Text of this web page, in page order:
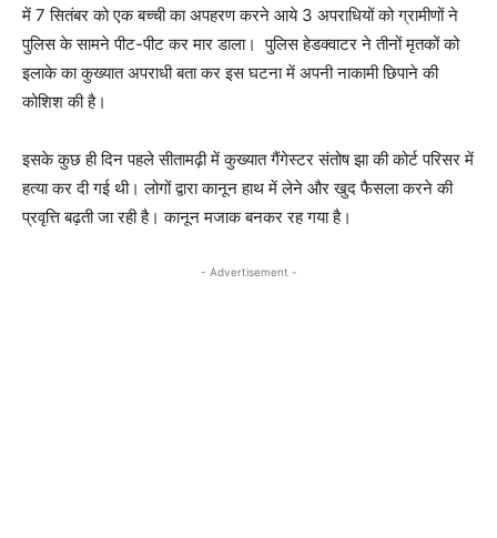
में 7 सितंबर को एक बच्ची का अपहरण करने आये 3 अपराधियों को ग्रामीणों ने
पुलिस के सामने पीट-पीट कर मार डाला। पुलिस हेडक्वाटर ने तीनों मृतकों को
इलाके का कुख्यात अपराधी बता कर इस घटना में अपनी नाकामी छिपाने की
कोशिश की है।
इसके कुछ ही दिन पहले सीतामढ़ी में कुख्यात गैंगेस्टर संतोष झा की कोर्ट परिसर में
हत्या कर दी गई थी। लोगों द्वारा कानून हाथ में लेने और खुद फैसला करने की
प्रवृत्ति बढ़ती जा रही है। कानून मजाक बनकर रह गया है।
- Advertisement -